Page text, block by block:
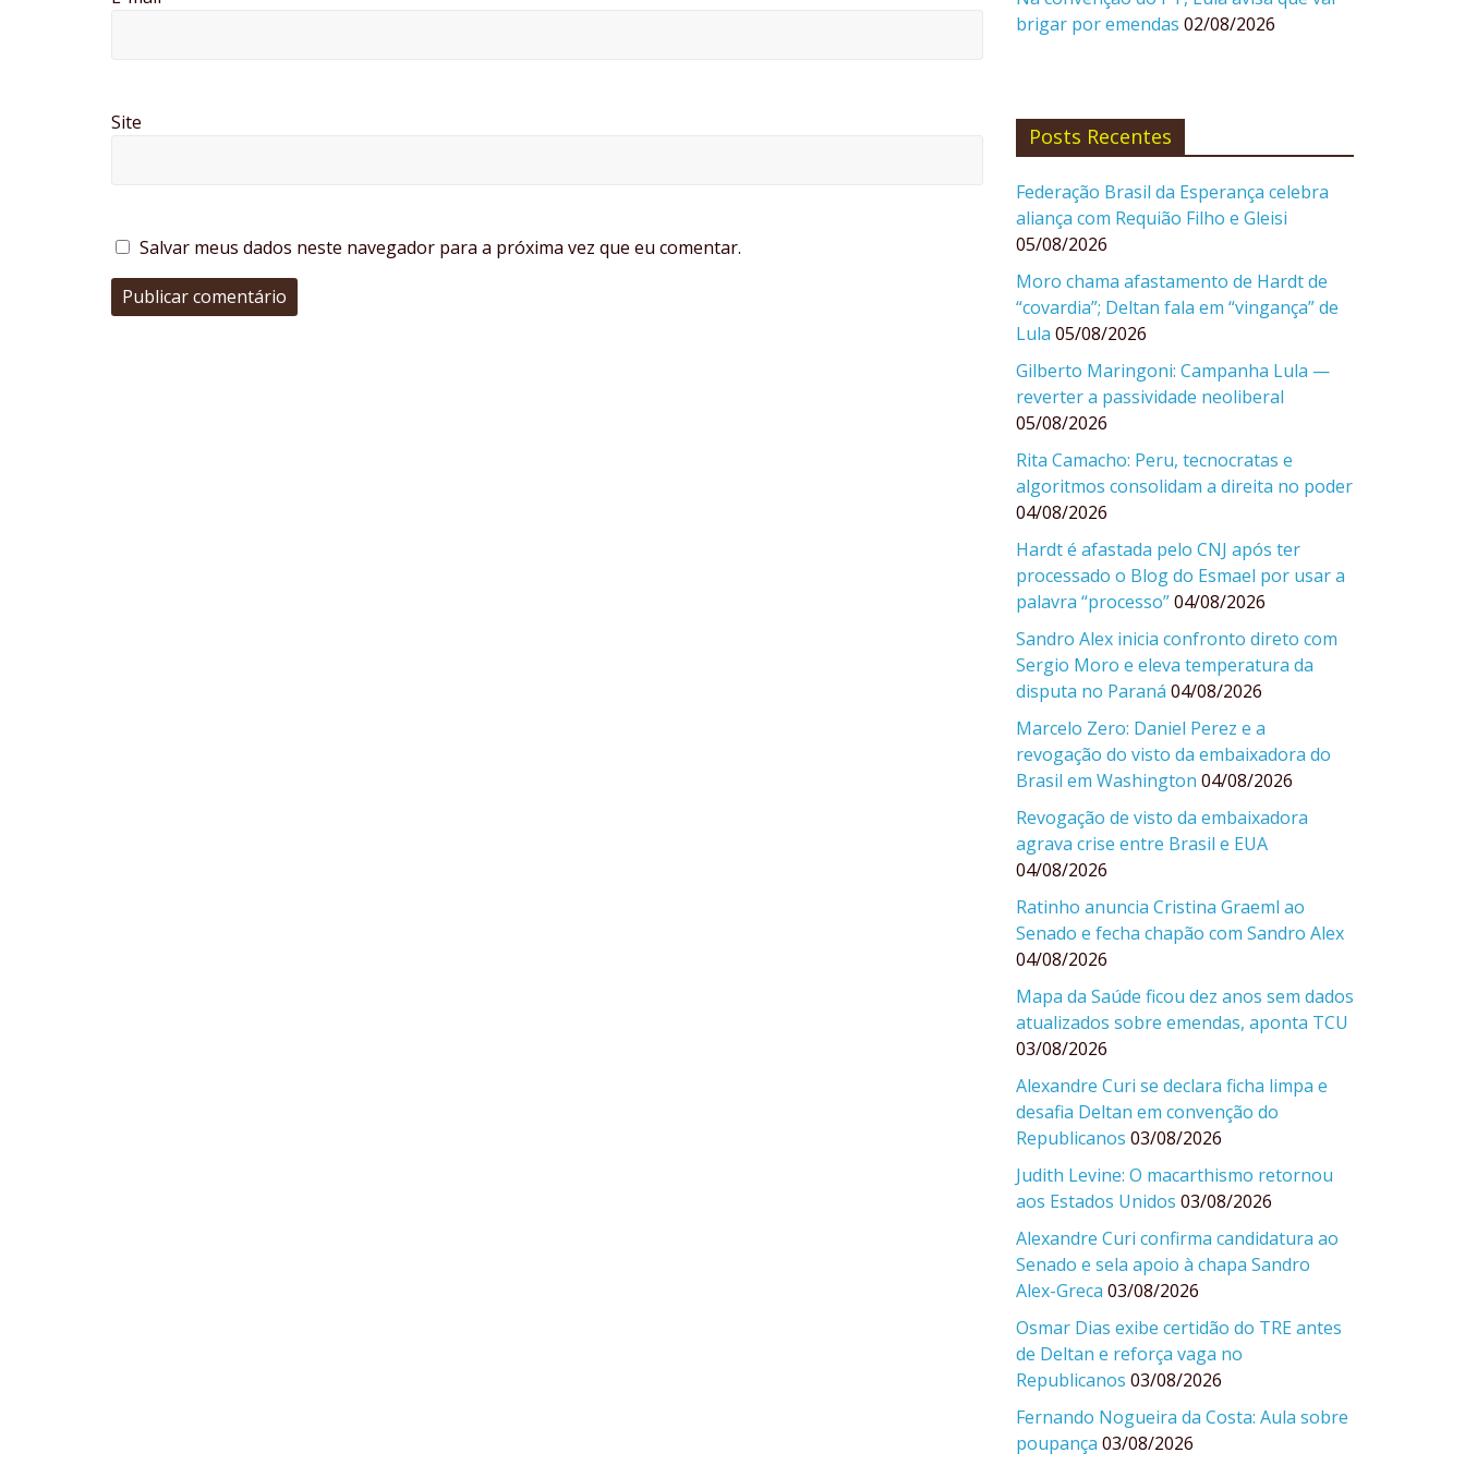
Site
Salvar meus dados neste navegador para a próxima vez que eu comentar.
brigar por emendas 02/08/2026
Posts Recentes
Federação Brasil da Esperança celebra
aliança com Requião Filho e Gleisi
05/08/2026
Moro chama afastamento de Hardt de
“covardia”; Deltan fala em “vingança” de
Lula 05/08/2026
Gilberto Maringoni: Campanha Lula —
reverter a passividade neoliberal
05/08/2026
Rita Camacho: Peru, tecnocratas e
algoritmos consolidam a direita no poder
04/08/2026
Hardt é afastada pelo CNJ após ter
processado o Blog do Esmael por usar a
palavra “processo”04/08/2026
Sandro Alex inicia confronto direto com
Sergio Moro e eleva temperatura da
disputa no Paraná 04/08/2026
Marcelo Zero: Daniel Perez e a
revogação do visto da embaixadora do
Brasil em Washington 04/08/2026
Revogação de visto da embaixadora
agrava crise entre Brasil e EUA
04/08/2026
Ratinho anuncia Cristina Graeml ao
Senado e fecha chapão com Sandro Alex
04/08/2026
Mapa da Saúde ficou dez anos sem dados
atualizados sobre emendas, aponta TCU
03/08/2026
Alexandre Curi se declara ficha limpa e
desafia Deltan em convenção do
Republicanos 03/08/2026
Judith Levine: O macarthismo retornou
aos Estados Unidos 03/08/2026
Alexandre Curi confirma candidatura ao
Senado e sela apoio à chapa Sandro
Alex-Greca 03/08/2026
Osmar Dias exibe certidão do TRE antes
de Deltan e reforça vaga no
Republicanos 03/08/2026
Fernando Nogueira da Costa: Aula sobre
poupança 03/08/2026